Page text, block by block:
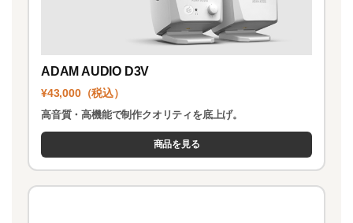
ADAM AUDIO D3V
¥43,000（税込）
高音質・高機能で制作クオリティを底上げ。
商品を見る